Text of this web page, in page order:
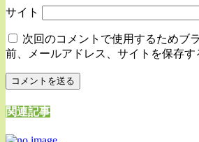
サイト
次回のコメントで使用するためブ
前、メールアドレス、サイトを保存す
関連記事